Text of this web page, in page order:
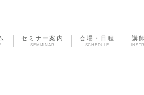
セミナー案内
SEMMINAR
会場・日程
SCHEDULE
講